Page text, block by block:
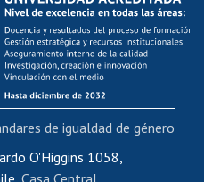
al AUCAI
os
de capacitación
personal
interna
de renta
honorarios
O'Higgins 1058,
Casa Central
de igualdad de género